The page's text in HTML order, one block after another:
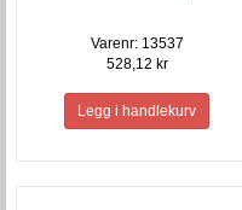
Varenr: 13537
528,12 kr